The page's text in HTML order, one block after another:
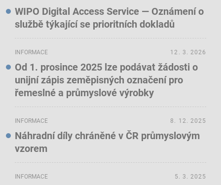
WIPO Digital Access Service — Oznámení o
službě týkající se prioritních dokladů
INFORMACE
Od 1. prosince 2025 lze podávat žádosti o
unijní zápis zeměpisných označení pro
řemeslné a průmyslové výrobky
12. 3. 2026
INFORMACE
Náhradní díly chráněné v ČR průmyslovým
vzorem
8. 12. 2025
INFORMACE 5. 3. 2025